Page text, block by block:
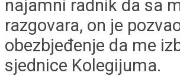
najamni radnik da sa
razgovara, on je
obezbjeđenje da me
sjednice Kolegijuma.